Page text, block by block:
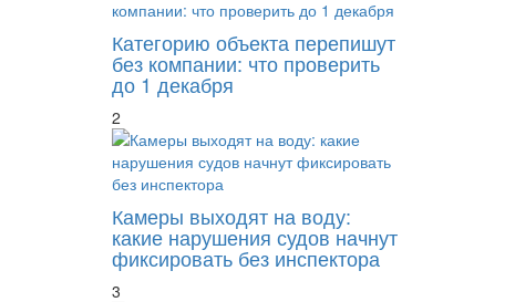
Категорию объекта перепишут
без компании: что проверить
до 1 декабря
2
Камеры выходят на воду:
какие нарушения судов начнут
фиксировать без инспектора
3